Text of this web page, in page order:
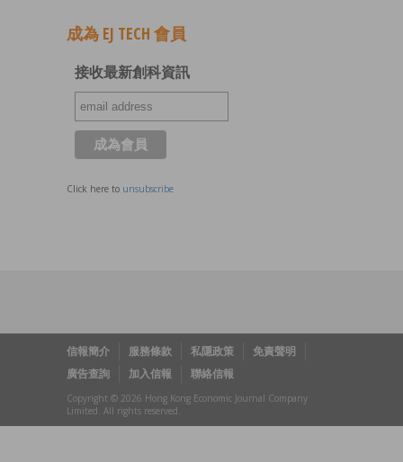
成為 EJ TECH 會員
接收最新創科資訊
Click here to unsubscribe
信報簡介 服務條款 私隱政策
免責聲明
廣告查詢
加入信報 聯絡信報
Copyright © 2026 Hong Kong Economic Journal Company
Limited. All rights reserved.